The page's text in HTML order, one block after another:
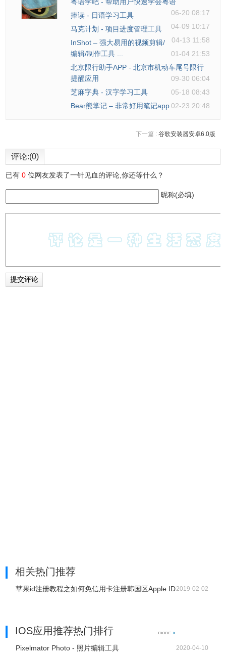
a、 双重认证
登陆已创建的新号，开启苹果系统的双重验证功能。
06-20 08:17
捧读 - 日语学习工具
04-09 10:17
马克计划 - 项目进度管理工具
04-13 11:58
InShot – 强大易用的视频剪辑/
编辑/制作工具 ...
01-04 21:53
北京限行助手APP - 北京市机动车尾号限行
提醒应用
09-30 06:04
芝麻字典 - 汉字学习工具
05-18 08:43
Bear熊掌记 – 非常好用笔记app02-23 20:48
下一篇 : 谷歌安装器安卓6.0版
评论:(0)
已有0 位网友发表了一针见血的评论,你还等什么？
昵称(必填)
相关热门推荐
苹果id注册教程之如何免信用卡注册韩国区Apple ID2019-02-02
IOS应用推荐热门排行
Pixelmator Photo - 照片编辑工具 2020-04-10